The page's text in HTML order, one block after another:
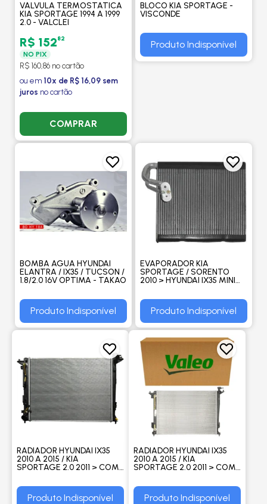
VALVULA TERMOSTATICA
KIA SPORTAGE 1994 A 1999
2.0 - VALCLEI
R$ 15282
NO PIX
R$ 160,86 no cartão
ou em 10x de R$ 16,09 sem
juros no cartão
COMPRAR
BLOCO KIA SPORTAGE -
VISCONDE
Produto Indisponível
BOMBA AGUA HYUNDAI
ELANTRA / IX35 / TUCSON /
1.8/2.0 16V OPTIMA - TAKAO
Produto Indisponível
EVAPORADOR KIA
SPORTAGE / SORENTO
2010 > HYUNDAI IX35 MINI
PROCOOLER
Produto Indisponível
RADIADOR HYUNDAI IX35
2010 A 2015 / KIA
SPORTAGE 2.0 2011 > COM
PROCOOLER
Produto Indisponível
RADIADOR HYUNDAI IX35
2010 A 2015 / KIA
SPORTAGE 2.0 2011 > COM
Produto Indisponível